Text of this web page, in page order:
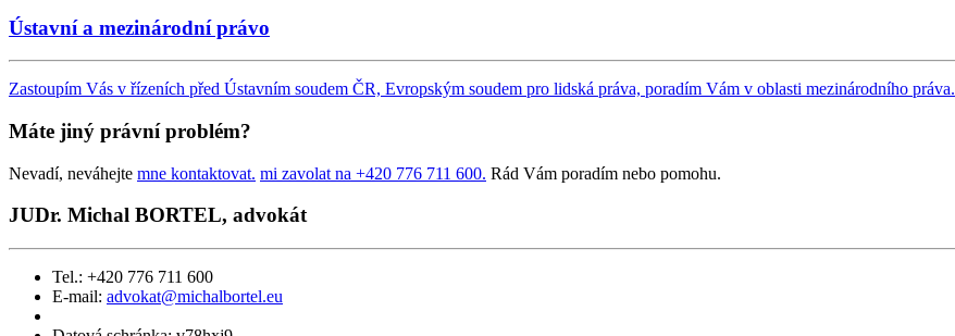
Ústavní a mezinárodní právo
Zastoupím Vás v řízeních před Ústavním soudem ČR, Evropským soudem pro lidská práva, poradím Vám v oblasti mezinárodního práva.
Máte jiný právní problém?
Nevadí, neváhejte mne kontaktovat. mi zavolat na +420 776 711 600. Rád Vám poradím nebo pomohu.
JUDr. Michal BORTEL, advokát
Tel.: +420 776 711 600
E-mail: advokat@michalbortel.eu